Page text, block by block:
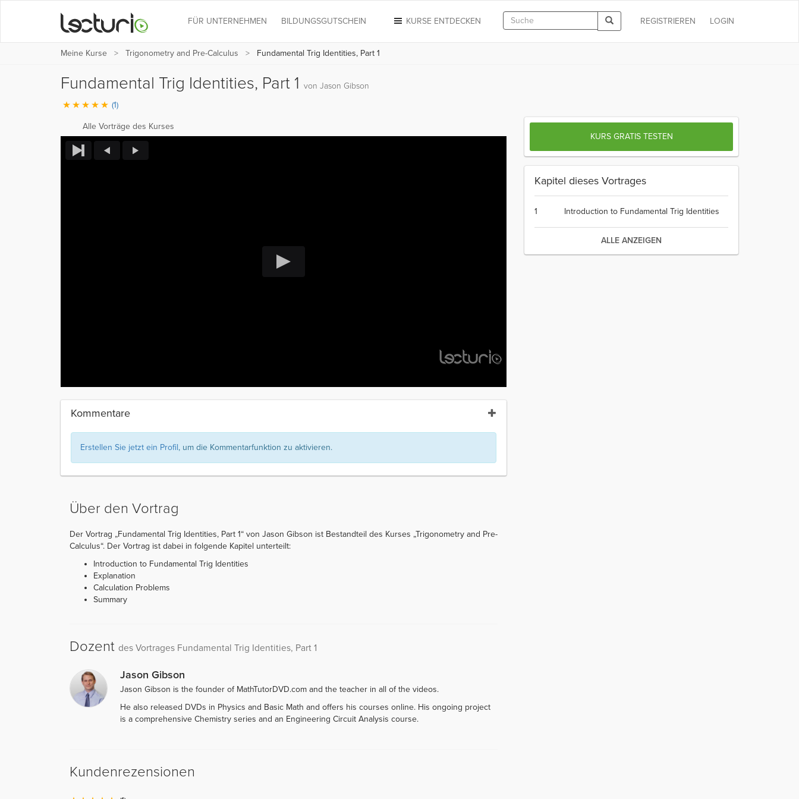
LOGIN
REGISTRIEREN
KURSE ENTDECKEN
FÜR UNTERNEHMEN BILDUNGSGUTSCHEIN
Meine Kurse Trigonometry and Pre-Calculus Fundamental Trig Identities, Part 1
Fundamental Trig Identities, Part 1 von Jason Gibson
(1)
Alle Vorträge des Kurses
Kommentare
Erstellen Sie jetzt ein Profil, um die Kommentarfunktion zu aktivieren.
Über den Vortrag
Der Vortrag „Fundamental Trig Identities, Part 1“ von Jason Gibson ist Bestandteil des Kurses „Trigonometry and Pre-
Calculus“. Der Vortrag ist dabei in folgende Kapitel unterteilt:
Introduction to Fundamental Trig Identities
Explanation
Calculation Problems
Summary
Dozent des Vortrages Fundamental Trig Identities, Part 1
Jason Gibson
Jason Gibson is the founder of MathTutorDVD.com and the teacher in all of the videos.
He also released DVDs in Physics and Basic Math and offers his courses online. His ongoing project
is a comprehensive Chemistry series and an Engineering Circuit Analysis course.
Kundenrezensionen
KURS GRATIS TESTEN
Kapitel dieses Vortrages
1 Introduction to Fundamental Trig Identities
ALLE ANZEIGEN